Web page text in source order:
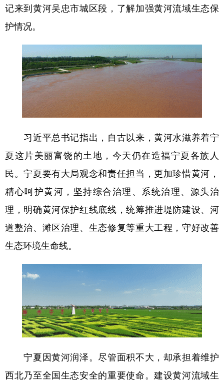
浙江 安徽 福建 江西
山东
广东 广西 海南 重庆
四川 贵州 云南 西藏
甘肃 宁夏
新疆 内蒙古 黑龙江
多语种频道
English Español Français عربى
Русский язык 日本語 한국어
记来到黄河吴忠市城区段，了解加强黄河流域生态保
护情况。
习近平总书记指出，自古以来，黄河水滋养着宁
夏这片美丽富饶的土地，今天仍在造福宁夏各族人
民。宁夏要有大局观念和责任担当，更加珍惜黄河，
精心呵护黄河，坚持综合治理、系统治理、源头治
理，明确黄河保护红线底线，统筹推进堤防建设、河
道整治、滩区治理、生态修复等重大工程，守好改善
生态环境生命线。
宁夏因黄河润泽。尽管面积不大，却承担着维护
西北乃至全国生态安全的重要使命。建设黄河流域生